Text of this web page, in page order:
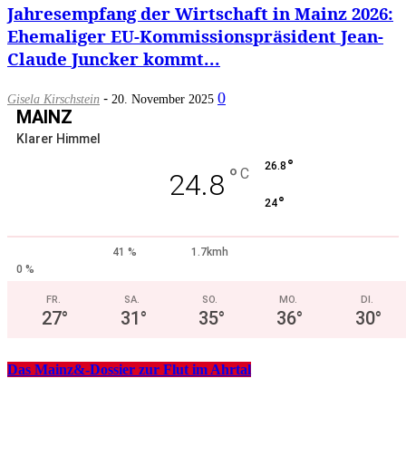
Jahresempfang der Wirtschaft in Mainz 2026:
Ehemaliger EU-Kommissionspräsident Jean-
Claude Juncker kommt...
Gisela Kirschstein - 20. November 2025 0
MAINZ
Klarer Himmel
24.8 ° C 26.8 °
24°
41 %
1.7kmh
0 %
FR.
27°
SA.
31°
SO.
35°
MO.
36°
DI.
30°
Das Mainz&-Dossier zur Flut im Ahrtal